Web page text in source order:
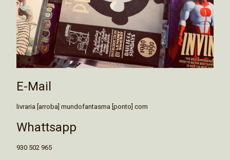
E-Mail
livraria [arroba] mundofantasma [ponto] com
Whattsapp
930 502 965